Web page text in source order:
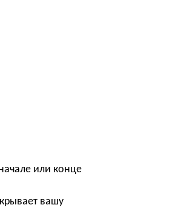
или конце
вашу